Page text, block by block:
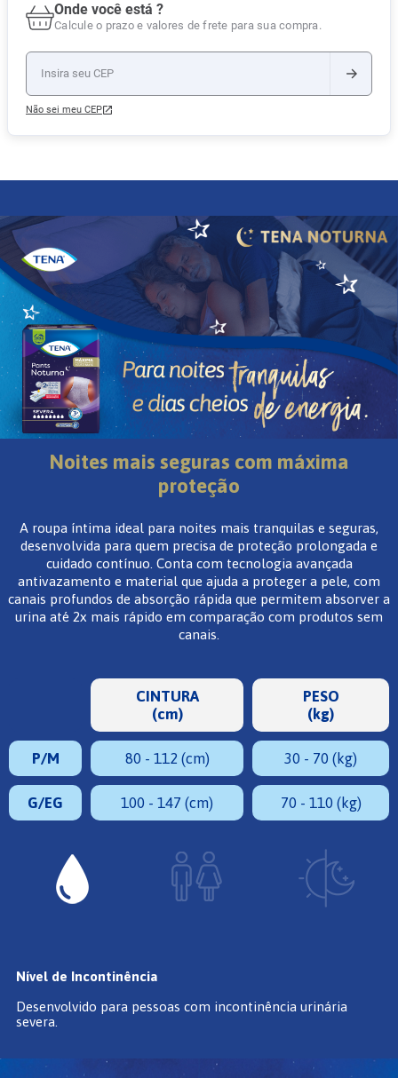
Onde você está ?
Calcule o prazo e valores de frete para sua compra.
Não sei meu CEP